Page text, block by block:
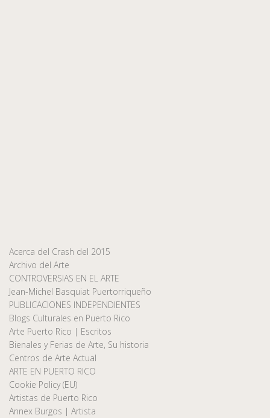
Acerca del Crash del 2015
Archivo del Arte
CONTROVERSIAS EN EL ARTE
Jean-Michel Basquiat Puertorriqueño
PUBLICACIONES INDEPENDIENTES
Blogs Culturales en Puerto Rico
Arte Puerto Rico | Escritos
Bienales y Ferias de Arte, Su historia
Centros de Arte Actual
ARTE EN PUERTO RICO
Cookie Policy (EU)
Artistas de Puerto Rico
Annex Burgos | Artista